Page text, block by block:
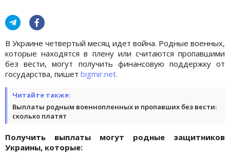
В Украине четвертый месяц идет война. Родные военных,
которые находятся в плену или считаются пропавшими
без вести, могут получить финансовую поддержку от
государства, пишет bigmir.net.
Читайте также:
Выплаты родным военнопленных и пропавших без вести:
сколько платят
Получить выплаты могут родные защитников
Украины, которые: